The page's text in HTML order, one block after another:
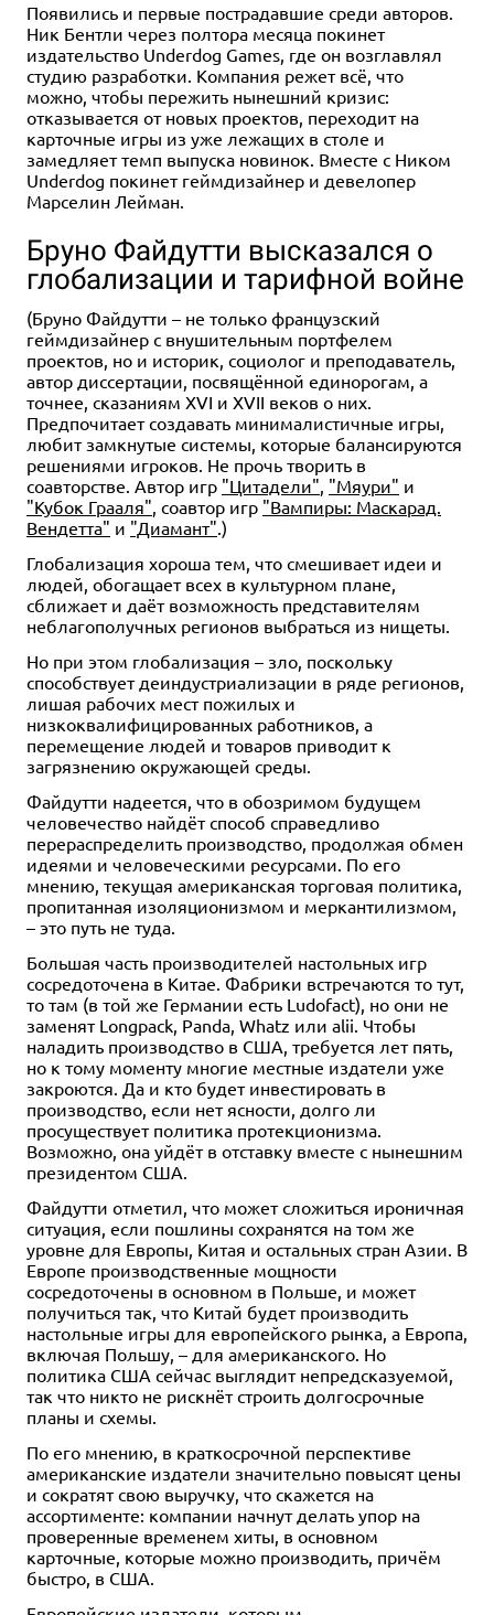
Появились и первые пострадавшие среди авторов.
Ник Бентли через полтора месяца покинет
издательство Underdog Games, где он возглавлял
студию разработки. Компания режет всё, что
можно, чтобы пережить нынешний кризис:
отказывается от новых проектов, переходит на
карточные игры из уже лежащих в столе и
замедляет темп выпуска новинок. Вместе с Ником
Underdog покинет геймдизайнер и девелопер
Марселин Лейман.
Бруно Файдутти высказался о
глобализации и тарифной войне
(Бруно Файдутти – не только французский
геймдизайнер с внушительным портфелем
проектов, но и историк, социолог и преподаватель,
автор диссертации, посвящённой единорогам, а
точнее, сказаниям XVI и XVII веков о них.
Предпочитает создавать минималистичные игры,
любит замкнутые системы, которые балансируются
решениями игроков. Не прочь творить в
соавторстве. Автор игр "Цитадели", "Мяури" и
"Кубок Грааля", соавтор игр "Вампиры: Маскарад.
Вендетта" и "Диамант".)
Глобализация хороша тем, что смешивает идеи и
людей, обогащает всех в культурном плане,
сближает и даёт возможность представителям
неблагополучных регионов выбраться из нищеты.
Но при этом глобализация – зло, поскольку
способствует деиндустриализации в ряде регионов,
лишая рабочих мест пожилых и
низкоквалифицированных работников, а
перемещение людей и товаров приводит к
загрязнению окружающей среды.
Файдутти надеется, что в обозримом будущем
человечество найдёт способ справедливо
перераспределить производство, продолжая обмен
идеями и человеческими ресурсами. По его
мнению, текущая американская торговая политика,
пропитанная изоляционизмом и меркантилизмом,
– это путь не туда.
Большая часть производителей настольных игр
сосредоточена в Китае. Фабрики встречаются то тут,
то там (в той же Германии есть Ludofact), но они не
заменят Longpack, Panda, Whatz или alii. Чтобы
наладить производство в США, требуется лет пять,
но к тому моменту многие местные издатели уже
закроются. Да и кто будет инвестировать в
производство, если нет ясности, долго ли
просуществует политика протекционизма.
Возможно, она уйдёт в отставку вместе с нынешним
президентом США.
Файдутти отметил, что может сложиться ироничная
ситуация, если пошлины сохранятся на том же
уровне для Европы, Китая и остальных стран Азии. В
Европе производственные мощности
сосредоточены в основном в Польше, и может
получиться так, что Китай будет производить
настольные игры для европейского рынка, а Европа,
включая Польшу, – для американского. Но
политика США сейчас выглядит непредсказуемой,
так что никто не рискнёт строить долгосрочные
планы и схемы.
По его мнению, в краткосрочной перспективе
американские издатели значительно повысят цены
и сократят свою выручку, что скажется на
ассортименте: компании начнут делать упор на
проверенные временем хиты, в основном
карточные, которые можно производить, причём
быстро, в США.